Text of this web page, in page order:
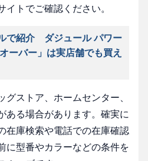
トでご確認ください。
で紹介 ダジュール パワー
ーバー」は実店舗でも買え
ストア、ホームセンター、
ある場合があります。確実に
在庫検索や電話での在庫確認
に型番やカラーなどの条件を